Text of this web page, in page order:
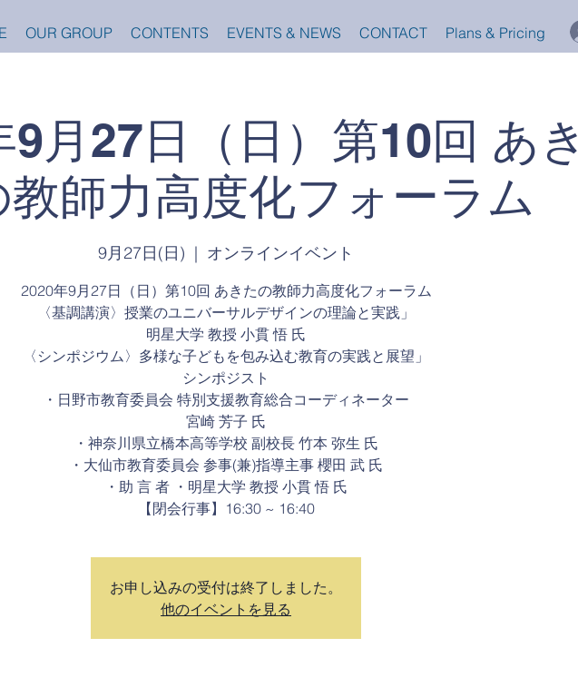
OUR GROUP CONTENTS EVENTS & NEWS CONTACT Plans & Pricing
9月27日（日）第10回 あき
教師力高度化フォーラム
9月27日(日)
  |
オンラインイベント
2020年9月27日（日）第10回 あきたの教師力高度化フォーラム
〈基調講演〉授業のユニバーサルデザインの理論と実践」
明星大学 教授 小貫 悟 氏
〈シンポジウム〉多様な子どもを包み込む教育の実践と展望」
シンポジスト
・日野市教育委員会 特別支援教育総合コーディネーター
宮崎 芳子 氏
・神奈川県立橋本高等学校 副校長 竹本 弥生 氏
・大仙市教育委員会 参事(兼)指導主事 櫻田 武 氏
・助 言 者 ・明星大学 教授 小貫 悟 氏
【閉会行事】16:30 ~ 16:40
お申し込みの受付は終了しました。
他のイベントを見る